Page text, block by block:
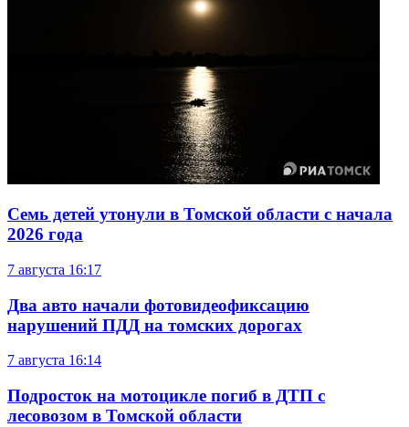
Семь детей утонули в Томской области с начала
2026 года
7 августа 16:17
Два авто начали фотовидеофиксацию
нарушений ПДД на томских дорогах
7 августа 16:14
Подросток на мотоцикле погиб в ДТП с
лесовозом в Томской области